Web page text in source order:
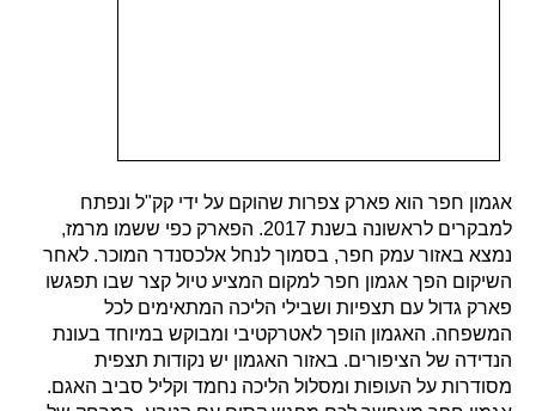
אגמון חפר הוא פארק צפרות שהוקם על ידי קק"ל ונפתח
למבקרים לראשונה בשנת 2017. הפארק כפי ששמו מרמז,
נמצא באזור עמק חפר, בסמוך לנחל אלכסנדר המוכר. לאחר
השיקום הפך אגמון חפר למקום המציע טיול קצר שבו תפגשו
פארק גדול עם תצפיות ושבילי הליכה המתאימים לכל
המשפחה. האגמון הופך לאטרקטיבי ומבוקש במיוחד בעונת
הנדידה של הציפורים. באזור האגמון יש נקודות תצפית
מסודרות על העופות ומסלול הליכה נחמד וקליל סביב האגם.